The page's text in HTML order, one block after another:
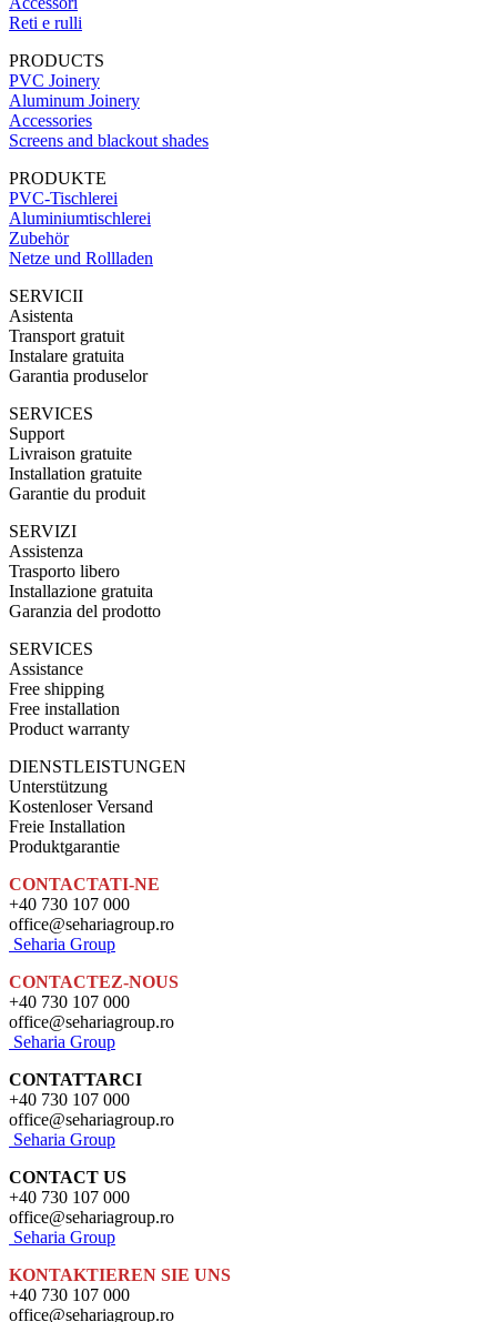
Reti e rulli
PRODUCTS
PVC Joinery
Aluminum Joinery
Accessories
Screens and blackout shades
PRODUKTE
PVC-Tischlerei
Aluminiumtischlerei
Zubehör
Netze und Rollladen
SERVICII
Asistenta
Transport gratuit
Instalare gratuita
Garantia produselor
SERVICES
Support
Livraison gratuite
Installation gratuite
Garantie du produit
SERVIZI
Assistenza
Trasporto libero
Installazione gratuita
Garanzia del prodotto
SERVICES
Assistance
Free shipping
Free installation
Product warranty
DIENSTLEISTUNGEN
Unterstützung
Kostenloser Versand
Freie Installation
Produktgarantie
CONTACTATI-NE
+40 730 107 000
office@sehariagroup.ro
Seharia Group
CONTACTEZ-NOUS
+40 730 107 000
office@sehariagroup.ro
Seharia Group
CONTATTARCI
+40 730 107 000
office@sehariagroup.ro
Seharia Group
CONTACT US
+40 730 107 000
office@sehariagroup.ro
Seharia Group
KONTAKTIEREN SIE UNS
+40 730 107 000
office@sehariagroup.ro